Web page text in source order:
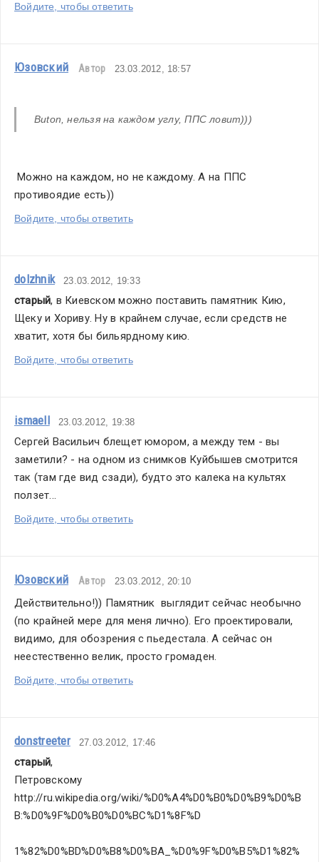
Войдите, чтобы ответить
Юзовский Автор 23.03.2012, 18:57
Buton, нельзя на каждом углу, ППС ловит)))
Можно на каждом, но не каждому. А на ППС
противоядие есть))
Войдите, чтобы ответить
dolzhnik 23.03.2012, 19:33
старый, в Киевском можно поставить памятник Кию,
Щеку и Хориву. Ну в крайнем случае, если средств не
хватит, хотя бы бильярдному кию.
Войдите, чтобы ответить
ismaell 23.03.2012, 19:38
Сергей Васильич блещет юмором, а между тем - вы
заметили? - на одном из снимков Куйбышев смотрится
так (там где вид сзади), будто это калека на культях
ползет...
Войдите, чтобы ответить
Юзовский Автор 23.03.2012, 20:10
Действительно!)) Памятник  выглядит сейчас необычно
(по крайней мере для меня лично). Его проектировали,
видимо, для обозрения с пьедестала. А сейчас он
неестественно велик, просто громаден.
Войдите, чтобы ответить
donstreeter 27.03.2012, 17:46
старый,
Петровскому
http://ru.wikipedia.org/wiki/%D0%A4%D0%B0%D0%B9%D0%B
B:%D0%9F%D0%B0%D0%BC%D1%8F%D
1%82%D0%BD%D0%B8%D0%BA_%D0%9F%D0%B5%D1%82%